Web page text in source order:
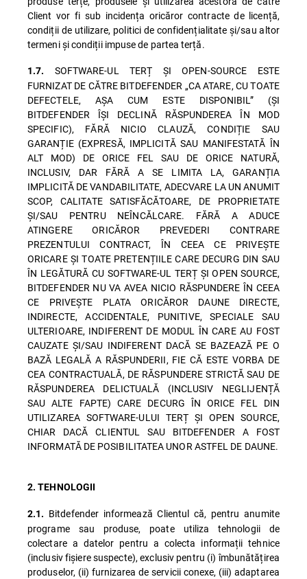
Client vor fi sub incidența oricăror contracte de licență,
condiții de utilizare, politici de confidențialitate și/sau altor
termeni și condiții impuse de partea terță.
1.7.
SOFTWARE-UL TERȚ ȘI OPEN-SOURCE ESTE
FURNIZAT DE CĂTRE BITDEFENDER „CA ATARE, CU TOATE
DEFECTELE, AȘA CUM ESTE DISPONIBIL” (ȘI
BITDEFENDER ÎȘI DECLINĂ RĂSPUNDEREA ÎN MOD
SPECIFIC), FĂRĂ NICIO CLAUZĂ, CONDIȚIE SAU
GARANȚIE (EXPRESĂ, IMPLICITĂ SAU MANIFESTATĂ ÎN
ALT MOD) DE ORICE FEL SAU DE ORICE NATURĂ,
INCLUSIV, DAR FĂRĂ A SE LIMITA LA, GARANȚIA
IMPLICITĂ DE VANDABILITATE, ADECVARE LA UN ANUMIT
SCOP, CALITATE SATISFĂCĂTOARE, DE PROPRIETATE
ȘI/SAU PENTRU NEÎNCĂLCARE. FĂRĂ A ADUCE
ATINGERE ORICĂROR PREVEDERI CONTRARE
PREZENTULUI CONTRACT, ÎN CEEA CE PRIVEȘTE
ORICARE ȘI TOATE PRETENȚIILE CARE DECURG DIN SAU
ÎN LEGĂTURĂ CU SOFTWARE-UL TERȚ ȘI OPEN SOURCE,
BITDEFENDER NU VA AVEA NICIO RĂSPUNDERE ÎN CEEA
CE PRIVEȘTE PLATA ORICĂROR DAUNE DIRECTE,
INDIRECTE, ACCIDENTALE, PUNITIVE, SPECIALE SAU
ULTERIOARE, INDIFERENT DE MODUL ÎN CARE AU FOST
CAUZATE ȘI/SAU INDIFERENT DACĂ SE BAZEAZĂ PE O
BAZĂ LEGALĂ A RĂSPUNDERII, FIE CĂ ESTE VORBA DE
CEA CONTRACTUALĂ, DE RĂSPUNDERE STRICTĂ SAU DE
RĂSPUNDEREA DELICTUALĂ (INCLUSIV NEGLIJENȚĂ
SAU ALTE FAPTE) CARE DECURG ÎN ORICE FEL DIN
UTILIZAREA SOFTWARE-ULUI TERȚ ȘI OPEN SOURCE,
CHIAR DACĂ CLIENTUL SAU BITDEFENDER A FOST
INFORMATĂ DE POSIBILITATEA UNOR ASTFEL DE DAUNE.
2. TEHNOLOGII
2.1. Bitdefender informează Clientul că, pentru anumite
programe sau produse, poate utiliza tehnologii de
colectare a datelor pentru a colecta informații tehnice
(inclusiv fișiere suspecte), exclusiv pentru (i) îmbunătățirea
produselor, (ii) furnizarea de servicii conexe, (iii) adaptarea